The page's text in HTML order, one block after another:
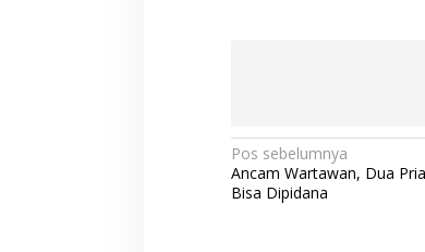
N
a
Pos sebelumnya
Ancam Wartawan, Dua
Bisa Dipidana